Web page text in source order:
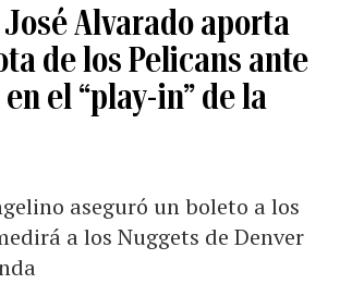
Alvarado aporta
de los Pelicans ante
el “play-in” de la
aseguró un boleto a los
a los Nuggets de Denver